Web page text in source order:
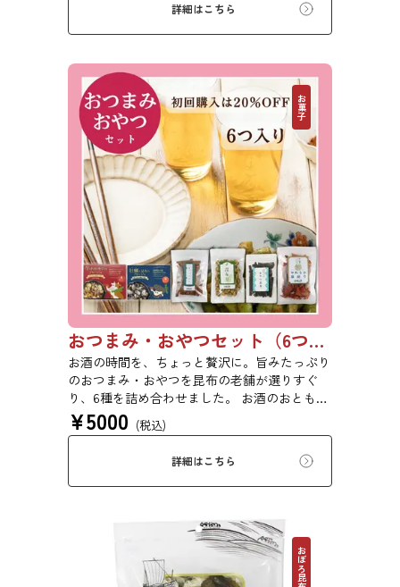
詳細はこちら
お菓子
おつまみ・おやつセット（6つ入り）【初回購入は20％OFF】
お酒の時間を、ちょっと贅沢に。旨みたっぷり
のおつまみ・おやつを昆布の老舗が選りすぐ
り、6種を詰め合わせました。 お酒のおともに
はもちろん、日常のおやつや気軽な手土産にも
ぴったりのセットです。 ※本商品はギフト仕
様の化粧箱ではなく、簡易ダンボール梱包での
お届けとなります。贈答用をご希望の方は、あ
らかじめご留意ください。【初回購入20％OFF
¥5000 (税込)
詳細はこちら
おぼろ昆布